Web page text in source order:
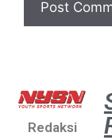
Redaksi